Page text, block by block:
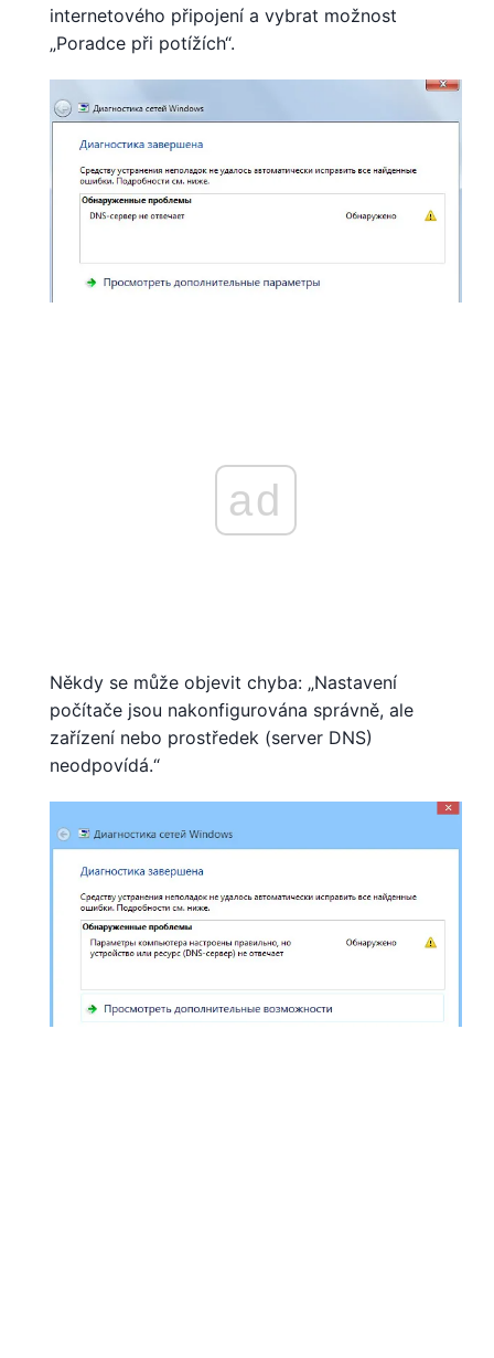
internetového připojení a vybrat možnost
„Poradce při potížích“.
ad
Někdy se může objevit chyba: „Nastavení
počítače jsou nakonfigurována správně, ale
zařízení nebo prostředek (server DNS)
neodpovídá.“